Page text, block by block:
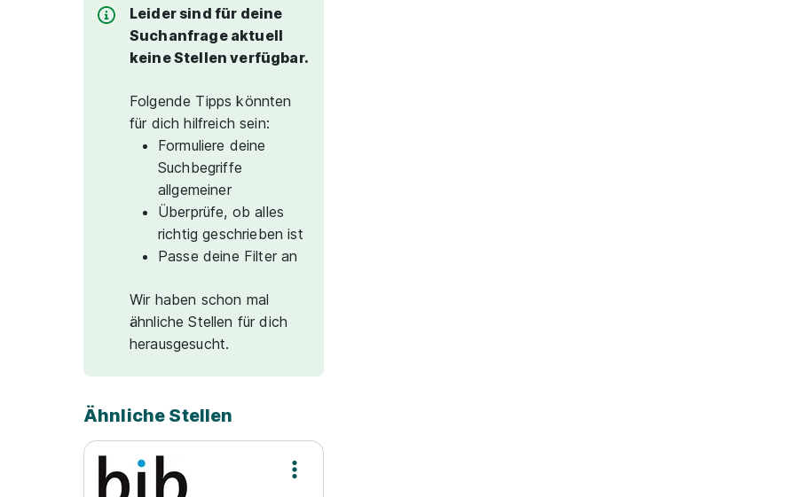
Leider sind für deine
Suchanfrage aktuell
keine Stellen verfügbar.
Folgende Tipps könnten
für dich hilfreich sein:
Formuliere deine
Suchbegriffe
allgemeiner
Überprüfe, ob alles
richtig geschrieben ist
Passe deine Filter an
Wir haben schon mal
ähnliche Stellen für dich
herausgesucht.
Ähnliche Stellen